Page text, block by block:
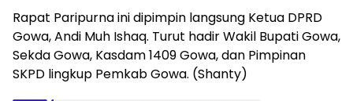
Rapat Paripurna ini dipimpin langsung Ketua DPRD
Gowa, Andi Muh Ishaq. Turut hadir Wakil Bupati Gowa,
Sekda Gowa, Kasdam 1409 Gowa, dan Pimpinan
SKPD lingkup Pemkab Gowa. (Shanty)